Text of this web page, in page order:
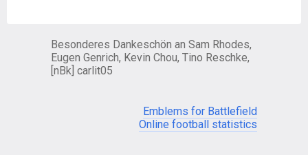
Besonderes Dankeschön an Sam Rhodes,
Eugen Genrich, Kevin Chou, Tino Reschke,
[nBk] carlit05
Emblems for Battlefield
Online football statistics